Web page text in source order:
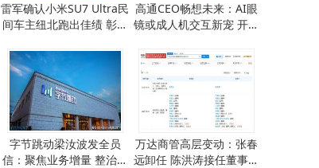
雷军确认小米SU7 Ultra民
间车主纽北跑出佳绩 彰显
高通CEO畅想未来：AI眼
镜或成人机交互新宠 开启
字节跳动梁汝波发全员
信：聚焦业务增量 整治形
万达商管高层变动：张春
远卸任 陈洪涛接任董事长